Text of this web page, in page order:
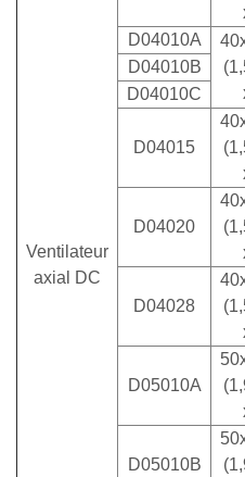
Ventilateur
axial DC
D04010A
D04010B
D04010C
D04015
D04020
D04028
D05010A
D05010B